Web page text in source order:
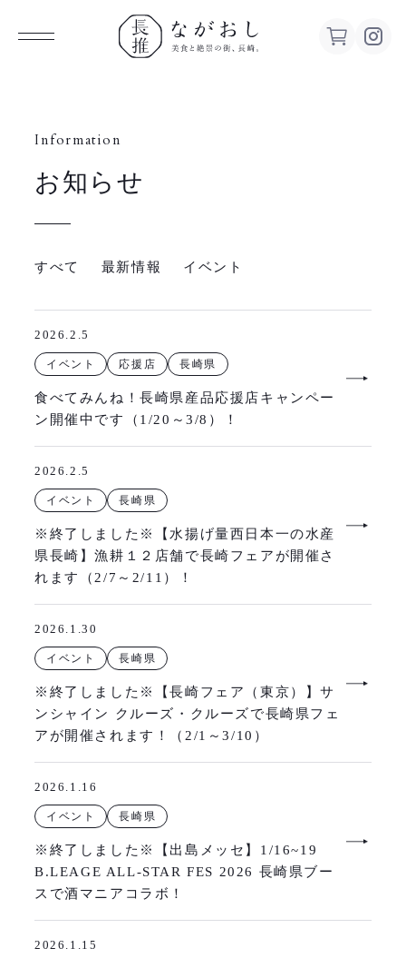
し 美食
と絶景の
Information
お知らせ
すべて 最新情報 イベント
2026.2.5
イベント 応援店 長崎県
食べてみんね！長崎県産品応援店キャンペー
ン開催中です（1/20～3/8）！
2026.2.5
イベント 長崎県
※終了しました※【水揚げ量西日本一の水産
県長崎】漁耕１２店舗で長崎フェアが開催さ
れます（2/7～2/11）！
2026.1.30
イベント 長崎県
※終了しました※【長崎フェア（東京）】サ
ンシャイン クルーズ・クルーズで長崎県フェ
アが開催されます！（2/1～3/10）
2026.1.16
イベント 長崎県
※終了しました※【出島メッセ】1/16~19
B.LEAGE ALL-STAR FES 2026 長崎県ブー
スで酒マニアコラボ！
2026.1.15